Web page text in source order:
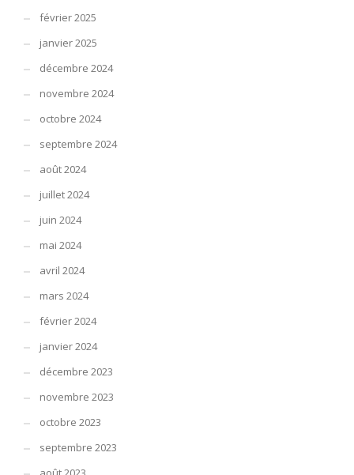
février 2025
janvier 2025
décembre 2024
novembre 2024
octobre 2024
septembre 2024
août 2024
juillet 2024
juin 2024
mai 2024
avril 2024
mars 2024
février 2024
janvier 2024
décembre 2023
novembre 2023
octobre 2023
septembre 2023